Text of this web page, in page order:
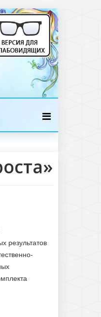
результатов